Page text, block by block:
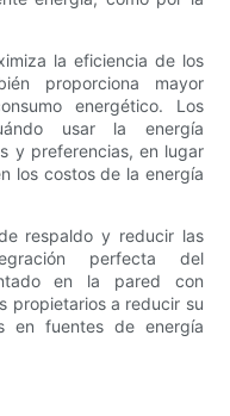
la eficiencia de los
proporciona mayor
energético. Los
usar la energía
y preferencias, en lugar
los costos de la energía
respaldo y reducir las
perfecta del
en la pared con
propietarios a reducir su
en fuentes de energía